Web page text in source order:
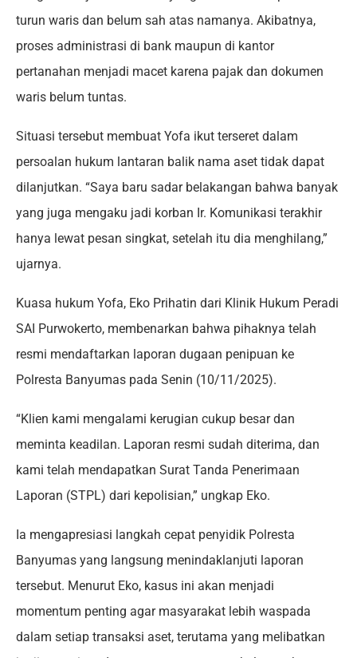
turun waris dan belum sah atas namanya. Akibatnya,
proses administrasi di bank maupun di kantor
pertanahan menjadi macet karena pajak dan dokumen
waris belum tuntas.
Situasi tersebut membuat Yofa ikut terseret dalam
persoalan hukum lantaran balik nama aset tidak dapat
dilanjutkan. “Saya baru sadar belakangan bahwa banyak
yang juga mengaku jadi korban Ir. Komunikasi terakhir
hanya lewat pesan singkat, setelah itu dia menghilang,”
ujarnya.
Kuasa hukum Yofa, Eko Prihatin dari Klinik Hukum Peradi
SAI Purwokerto, membenarkan bahwa pihaknya telah
resmi mendaftarkan laporan dugaan penipuan ke
Polresta Banyumas pada Senin (10/11/2025).
“Klien kami mengalami kerugian cukup besar dan
meminta keadilan. Laporan resmi sudah diterima, dan
kami telah mendapatkan Surat Tanda Penerimaan
Laporan (STPL) dari kepolisian,” ungkap Eko.
Ia mengapresiasi langkah cepat penyidik Polresta
Banyumas yang langsung menindaklanjuti laporan
tersebut. Menurut Eko, kasus ini akan menjadi
momentum penting agar masyarakat lebih waspada
dalam setiap transaksi aset, terutama yang melibatkan